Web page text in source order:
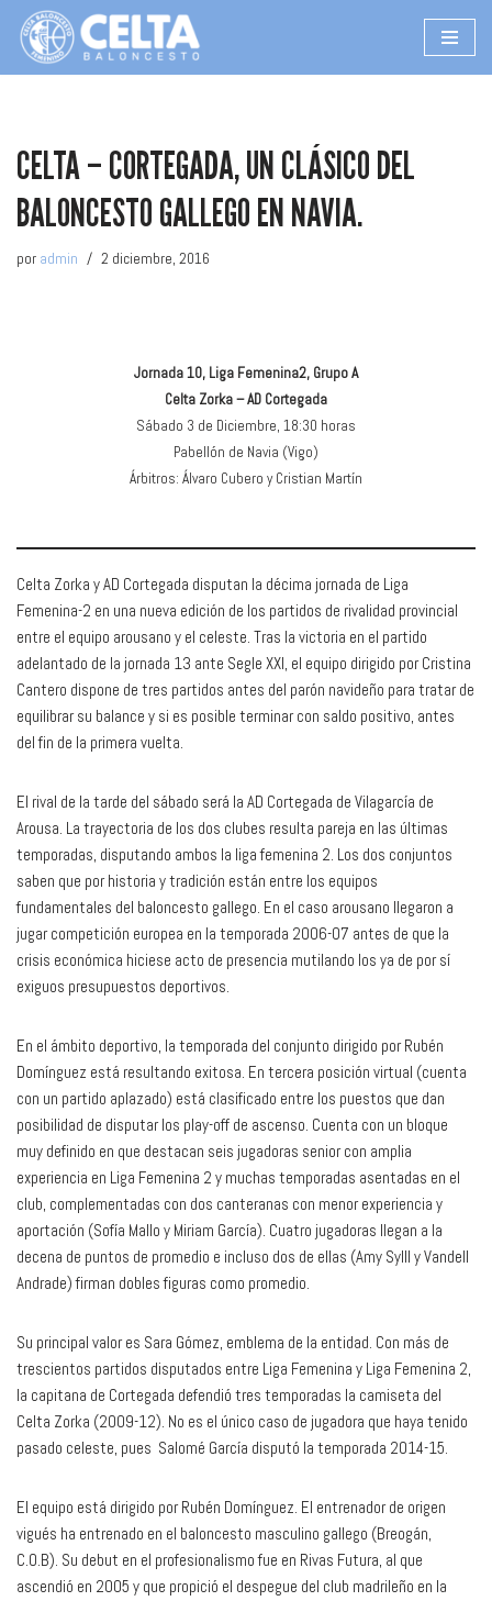
Saltar
CELTA – CORTEGADA, UN CLÁSICO DEL
BALONCESTO GALLEGO EN NAVIA.
por admin 2 diciembre, 2016
Jornada 10, Liga Femenina2, Grupo A
Celta Zorka – AD Cortegada
Sábado 3 de Diciembre, 18:30 horas
Pabellón de Navia (Vigo)
Árbitros: Álvaro Cubero y Cristian Martín
Celta Zorka y AD Cortegada disputan la décima jornada de Liga
Femenina-2 en una nueva edición de los partidos de rivalidad provincial
entre el equipo arousano y el celeste. Tras la victoria en el partido
adelantado de la jornada 13 ante Segle XXI, el equipo dirigido por Cristina
Cantero dispone de tres partidos antes del parón navideño para tratar de
equilibrar su balance y si es posible terminar con saldo positivo, antes
del fin de la primera vuelta.
El rival de la tarde del sábado será la AD Cortegada de Vilagarcía de
Arousa. La trayectoria de los dos clubes resulta pareja en las últimas
temporadas, disputando ambos la liga femenina 2. Los dos conjuntos
saben que por historia y tradición están entre los equipos
fundamentales del baloncesto gallego. En el caso arousano llegaron a
jugar competición europea en la temporada 2006-07 antes de que la
crisis económica hiciese acto de presencia mutilando los ya de por sí
exiguos presupuestos deportivos.
En el ámbito deportivo, la temporada del conjunto dirigido por Rubén
Domínguez está resultando exitosa. En tercera posición virtual (cuenta
con un partido aplazado) está clasificado entre los puestos que dan
posibilidad de disputar los play-off de ascenso. Cuenta con un bloque
muy definido en que destacan seis jugadoras senior con amplia
experiencia en Liga Femenina 2 y muchas temporadas asentadas en el
club, complementadas con dos canteranas con menor experiencia y
aportación (Sofía Mallo y Miriam García). Cuatro jugadoras llegan a la
decena de puntos de promedio e incluso dos de ellas (Amy Sylll y Vandell
Andrade) firman dobles figuras como promedio.
Su principal valor es Sara Gómez, emblema de la entidad. Con más de
trescientos partidos disputados entre Liga Femenina y Liga Femenina 2,
la capitana de Cortegada defendió tres temporadas la camiseta del
Celta Zorka (2009-12). No es el único caso de jugadora que haya tenido
pasado celeste, pues Salomé García disputó la temporada 2014-15.
El equipo está dirigido por Rubén Domínguez. El entrenador de origen
vigués ha entrenado en el baloncesto masculino gallego (Breogán,
C.O.B). Su debut en el profesionalismo fue en Rivas Futura, al que
ascendió en 2005 y que propició el despegue del club madrileño en la